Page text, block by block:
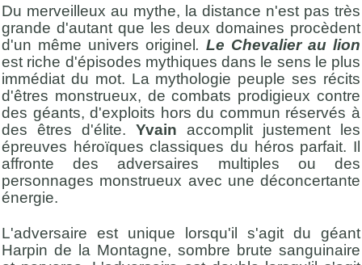
Du merveilleux au mythe, la distance n'est pas très
grande d'autant que les deux domaines procèdent
d'un même univers originel . Le Chevalier au lion
est riche d'épisodes mythiques dans le sens le plus
immédiat du mot. La mythologie peuple ses récits
d'êtres monstrueux, de combats prodigieux contre
des géants, d'exploits hors du commun réservés à
des êtres d'élite. Yvain accomplit justement les
épreuves héroïques classiques du héros parfait. Il
affronte des adversaires multiples ou des
personnages monstrueux avec une déconcertante
énergie.
L'adversaire est unique lorsqu'il s'agit du géant
Harpin de la Montagne, sombre brute sanguinaire